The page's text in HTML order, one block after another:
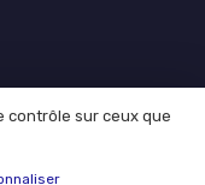
contrôle sur ceux que